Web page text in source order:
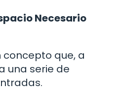
Necesario
concepto que, a
una serie de